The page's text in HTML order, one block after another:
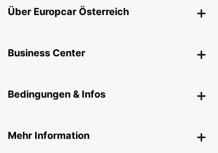
Über Europcar Österreich
Business Center
Bedingungen & Infos
Mehr Information